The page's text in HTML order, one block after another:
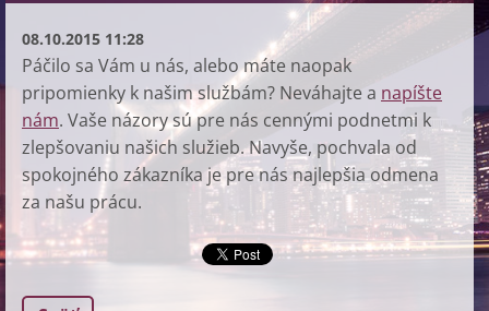
08.10.2015 11:28
Páčilo sa Vám u nás, alebo máte naopak
pripomienky k našim službám? Neváhajte a napíšte
nám. Vaše názory sú pre nás cennými podnetmi k
zlepšovaniu našich služieb. Navyše, pochvala od
spokojného zákazníka je pre nás najlepšia odmena
za našu prácu.